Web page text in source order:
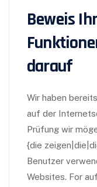
Beweis
darauf
Wir haben
auf der
Prüfung wir
{die
Benutzer
Websites. For